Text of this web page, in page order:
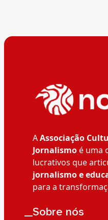
AAssociação
Jornalismoé uma
lucrativos que
jornalismo e
para a
__Sobre nós